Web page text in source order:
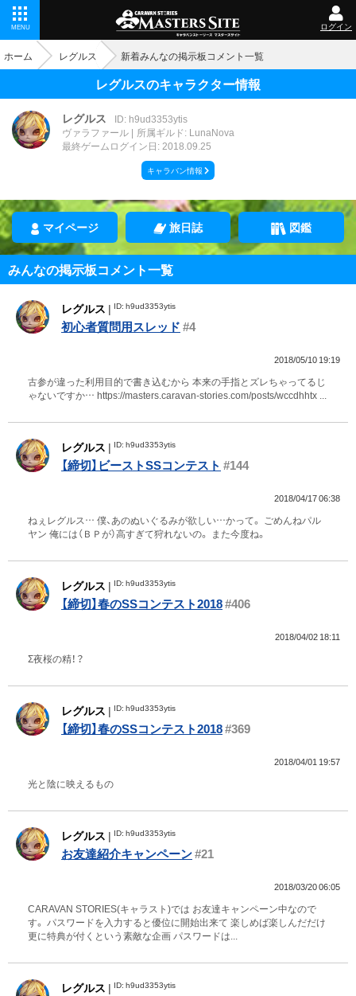
MENU ログイン
ホーム レグルス 新着みんなの掲示板コメント一覧
レグルスのキャラクター情報
レグルス
ID: h9ud3353ytis
ヴァラファール
所属ギルド: LunaNova
最終ゲームログイン日: 2018.09.25
キャラバン情報
マイページ 旅日誌 図鑑
みんなの掲示板コメント一覧
レグルス | ID: h9ud3353ytis
初心者質問用スレッド#4
2018/05/10 19:19
古参が違った利用目的で書き込むから 本来の手指とズレちゃってるじ
ゃないですか… https://masters.caravan-stories.com/posts/wccdhhtx ...
レグルス | ID: h9ud3353ytis
【締切】ビーストSSコンテスト #144
2018/04/17 06:38
ねぇレグルス… 僕、あのぬいぐるみが欲しい…かって。 ごめんねパル
ヤン 俺には（ＢＰが）高すぎて狩れないの。 また今度ね。
レグルス | ID: h9ud3353ytis
【締切】春のSSコンテスト2018#406
2018/04/02 18:11
Σ夜桜の精！？
レグルス | ID: h9ud3353ytis
【締切】春のSSコンテスト2018#369
2018/04/01 19:57
光と陰に映えるもの
レグルス | ID: h9ud3353ytis
お友達紹介キャンペーン#21
2018/03/20 06:05
CARAVAN STORIES(キャラスト)では お友達キャンペーン中なので
す。 パスワードを入力すると優位に開始出来て 楽しめば楽しんだだけ
更に特典が付くという素敵な企画 パスワードは...
レグルス | ID: h9ud3353ytis